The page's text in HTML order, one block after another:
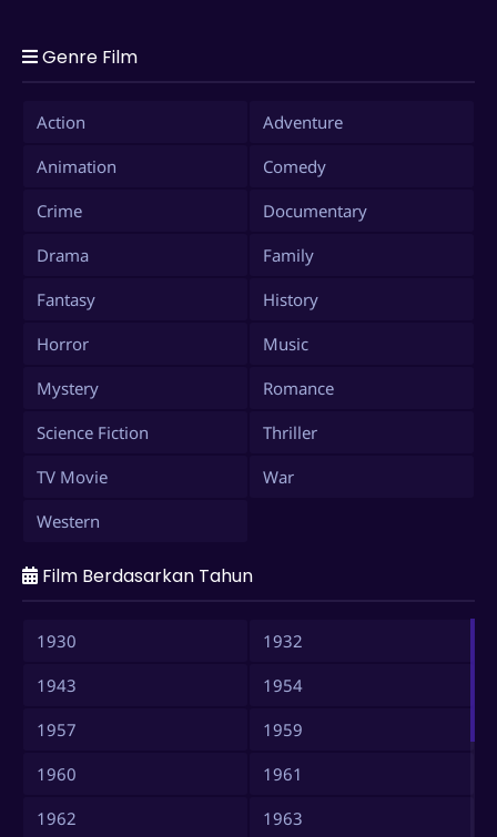
Genre Film
Action
Adventure
Animation
Comedy
Crime
Documentary
Drama
Family
Fantasy
History
Horror
Music
Mystery
Romance
Science Fiction
Thriller
TV Movie
War
Western
Film Berdasarkan Tahun
1930
1932
1943
1954
1957
1959
1960
1961
1962
1963